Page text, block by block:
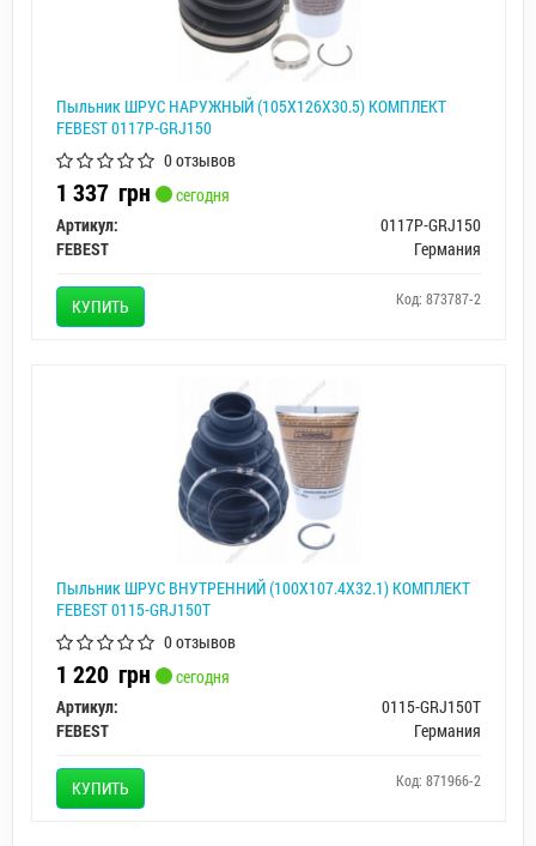
Пыльник ШРУС НАРУЖНЫЙ (105X126X30.5) КОМПЛЕКТ
FEBEST 0117P-GRJ150
0 отзывов
1 337 грн
сегодня
Артикул:
0117P-GRJ150
FEBEST
Германия
КУПИТЬ Код: 873787-2
Пыльник ШРУС ВНУТРЕННИЙ (100X107.4X32.1) КОМПЛЕКТ
FEBEST 0115-GRJ150T
0 отзывов
1 220 грн
сегодня
Артикул:
0115-GRJ150T
FEBEST
Германия
КУПИТЬ Код: 871966-2